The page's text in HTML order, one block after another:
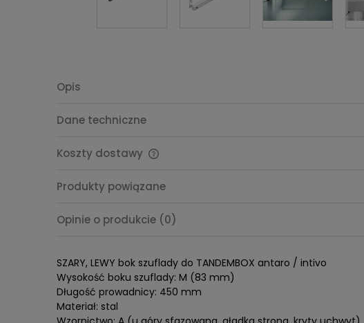
Opis
Dane techniczne
Koszty dostawy
Cena nie zawiera ewentualnych
Produkty powiązane
Opinie o produkcie (0)
SZARY, LEWY bok szuflady do TANDEMBOX antaro / intivo
Wysokość boku szuflady: M (83 mm)
Długość prowadnicy: 450 mm
Materiał: stal